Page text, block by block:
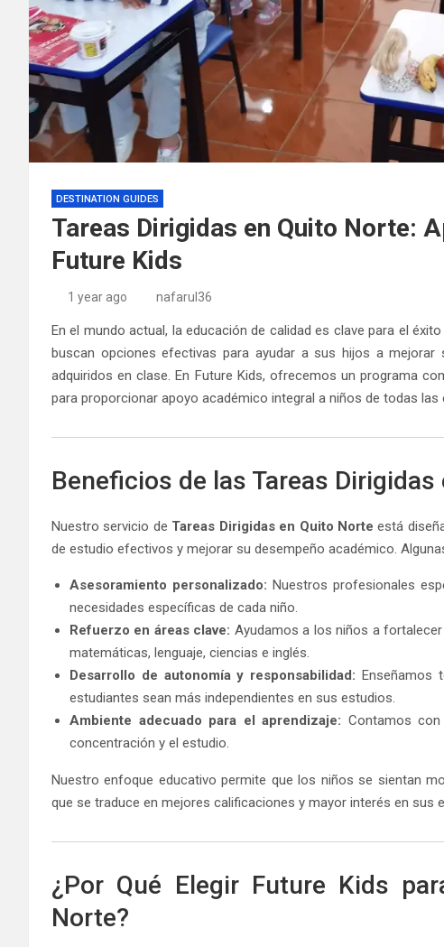
DESTINATION GUIDES
Tareas Dirigidas en Quito Norte:
Future Kids
1 year ago nafarul36
En el mundo actual, la educación de calidad es clave para el
buscan opciones efectivas para ayudar a sus hijos a
adquiridos en clase. En Future Kids, ofrecemos un programa
para proporcionar apoyo académico integral a niños de todas las
Beneficios de las Tareas
Nuestro servicio de Tareas Dirigidas en Quito Norte está
de estudio efectivos y mejorar su desempeño académico.
Asesoramiento personalizado: Nuestros profesionales
necesidades específicas de cada niño.
Refuerzo en áreas clave: Ayudamos a los niños a
matemáticas, lenguaje, ciencias e inglés.
Desarrollo de autonomía y responsabilidad: Enseñamos
estudiantes sean más independientes en sus estudios.
Ambiente adecuado para el aprendizaje: Contamos
concentración y el estudio.
Nuestro enfoque educativo permite que los niños se sientan
que se traduce en mejores calificaciones y mayor interés en sus
¿Por Qué Elegir Future Kids
Norte?